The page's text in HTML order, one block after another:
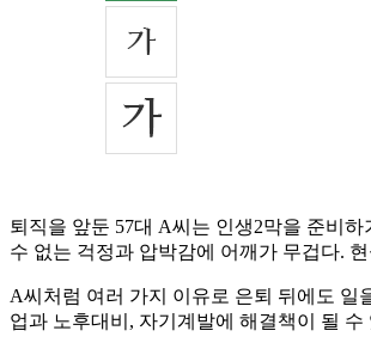
퇴직을 앞둔 57대 A씨는 인생2막을 준비
수 없는 걱정과 압박감에 어깨가 무겁다.
A씨처럼 여러 가지 이유로 은퇴 뒤에도 일
업과 노후대비, 자기계발에 해결책이 될 수